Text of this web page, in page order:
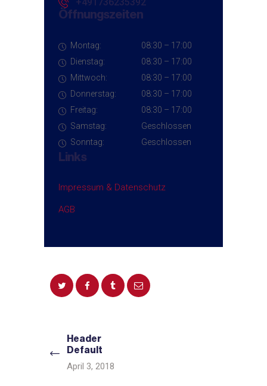
+491736235392
Öffnungszeiten
Montag: 08:30 – 17:00
Dienstag:
08:30 – 17:00
Mittwoch:
08:30 – 17:00
Donnerstag:
08:30 – 17:00
Freitag:
08:30 – 17:00
Samstag:
Geschlossen
Sonntag:
Geschlossen
Links
Impressum & Datenschutz
AGB
Beitragsnavigation
Previous
post:
Header
Default
April 3, 2018